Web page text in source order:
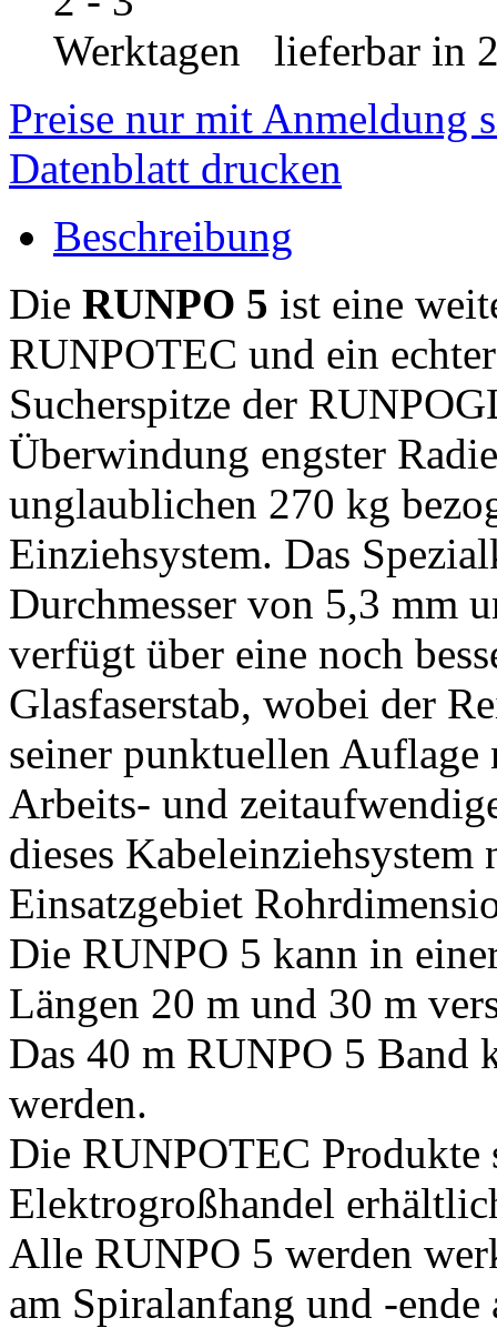
lieferbar in
Preise nur mit Anmeldung
Datenblatt drucken
Beschreibung
Die RUNPO 5 ist eine
RUNPOTEC und ein
Sucherspitze der
Überwindung engster
unglaublichen 270 kg
Einziehsystem. Das
Durchmesser von 5,3 mm
verfügt über eine noch
Glasfaserstab, wobei der
seiner punktuellen
Arbeits- und
dieses
Einsatzgebiet
Die RUNPO 5 kann in
Längen 20 m und 30 m
Das 40 m RUNPO 5 Band
werden.
Die RUNPOTEC Produkte
Elektrogroßhandel
Alle RUNPO 5 werden
am Spiralanfang und -ende